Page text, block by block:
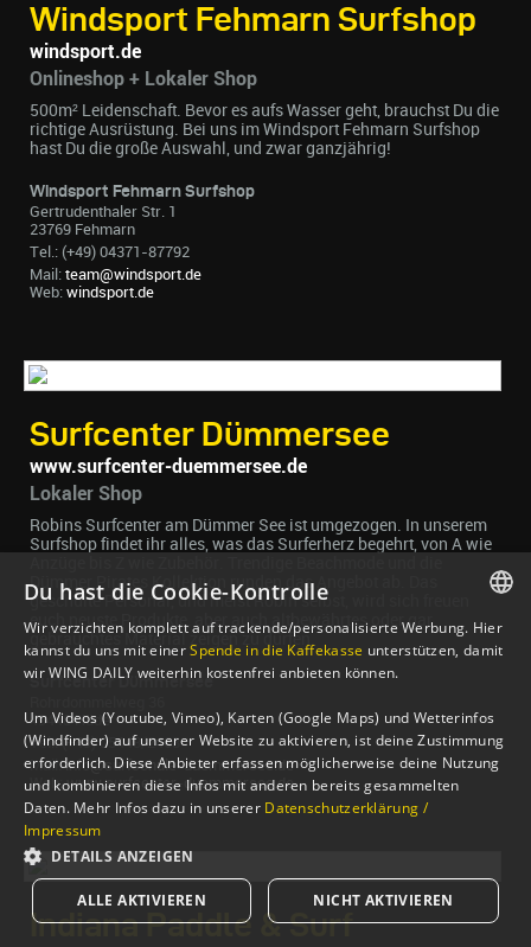
Windsport Fehmarn Surfshop
windsport.de
Onlineshop + Lokaler Shop
500m² Leidenschaft. Bevor es aufs Wasser geht, brauchst Du die
richtige Ausrüstung. Bei uns im Windsport Fehmarn Surfshop
hast Du die große Auswahl, und zwar ganzjährig!
Windsport Fehmarn Surfshop
Gertrudenthaler Str. 1
23769 Fehmarn
Tel.: (+49) 04371-87792
Mail: team@windsport.de
Web: windsport.de
Surfcenter Dümmersee
www.surfcenter-duemmersee.de
Lokaler Shop
Robins Surfcenter am Dümmer See ist umgezogen. In unserem
Surfshop findet ihr alles, was das Surferherz begehrt, von A wie
Dümmer Pirates Kollektion runden das Angebot ab. Das
geschulte Personal, und meist Robin selbst, wird sich freuen
euch neuste Produkte, aber auch altbewährtes oder gar
gebrauchtes Material zeigen zu dürfen.
Surfcenter Dümmersee
49448 Hüde
Tel.: (+49) 05443/2468
Mail:info@surfschule-duemmersee.de
Web:www.surfcenter-duemmersee.de
Indiana Paddle & Surf
GERMAN
Du hast die Cookie-Kontrolle
Wir verzichten komplett auf trackende/personalisierte Werbung. Hier
kannst du uns mit einerSpende in die Kaffekasse unterstützen, damit
wir WING DAILY weiterhin kostenfrei anbieten können.
Um Videos (Youtube, Vimeo), Karten (Google Maps) und Wetterinfos
(Windfinder) auf unserer Website zu aktivieren, ist deine Zustimmung
erforderlich. Diese Anbieter erfassen möglicherweise deine Nutzung
und kombinieren diese Infos mit anderen bereits gesammelten
Daten. Mehr Infos dazu in unserer Datenschutzerklärung /
Impressum
DETAILS ANZEIGEN
ALLE AKTIVIEREN NICHT AKTIVIEREN